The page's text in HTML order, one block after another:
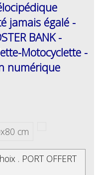
jamais égalé -
BANK -
Motocyclette -
numérique
cm
. PORT OFFERT